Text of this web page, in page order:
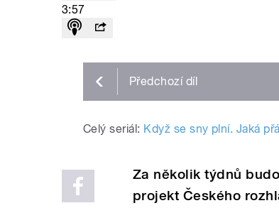
3:57
Předchozí díl
Celý seriál: Když se sny plní. Jaká
Za několik týdnů
projekt Českého